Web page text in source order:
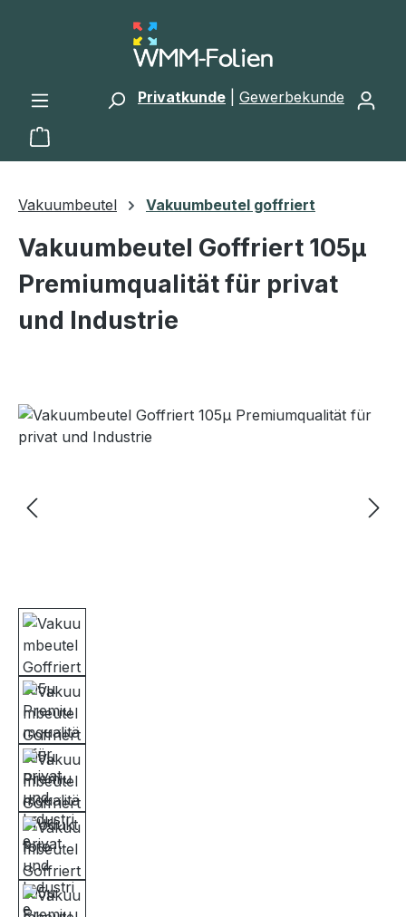
Zum Hauptinhalt springen
Privatkunde Gewerbekunde
Warenkorb enthält 0 Positionen. Der
Vakuumbeutel Vakuumbeutel goffriert
Vakuumbeutel Goffriert 105µ
Premiumqualität für privat
und Industrie
Bildergalerie überspringen